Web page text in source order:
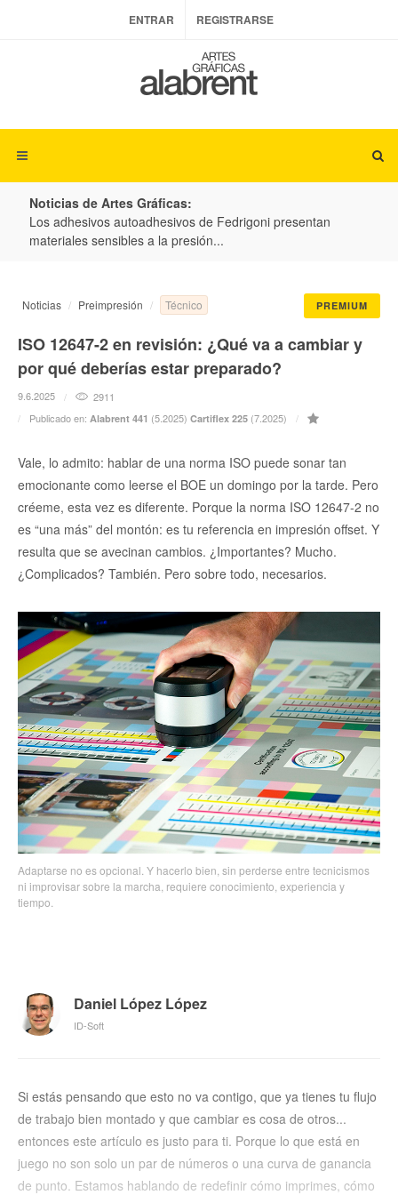
ENTRAR REGISTRARSE
Noticias de Artes Gráficas:
Los adhesivos autoadhesivos de Fedrigoni presentan
materiales sensibles a la presión...
PREMIUM
Noticias Preimpresión Técnico
ISO 12647-2 en revisión: ¿Qué va a cambiar y
por qué deberías estar preparado?
9.6.2025
2911
Publicado en: Alabrent 441 (5.2025) Cartiflex 225 (7.2025)
Vale, lo admito: hablar de una norma ISO puede sonar tan
emocionante como leerse el BOE un domingo por la tarde. Pero
créeme, esta vez es diferente. Porque la norma ISO 12647-2 no
es “una más” del montón: es tu referencia en impresión offset. Y
resulta que se avecinan cambios. ¿Importantes? Mucho.
¿Complicados? También. Pero sobre todo, necesarios.
Adaptarse no es opcional. Y hacerlo bien, sin perderse entre tecnicismos
ni improvisar sobre la marcha, requiere conocimiento, experiencia y
tiempo.
Daniel López López
ID-Soft
Si estás pensando que esto no va contigo, que ya tienes tu flujo
de trabajo bien montado y que cambiar es cosa de otros...
entonces este artículo es justo para ti. Porque lo que está en
juego no son solo un par de números o una curva de ganancia
de punto. Estamos hablando de redefinir cómo imprimes, cómo